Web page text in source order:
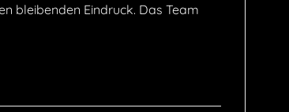
bleibenden Eindruck. Das Team